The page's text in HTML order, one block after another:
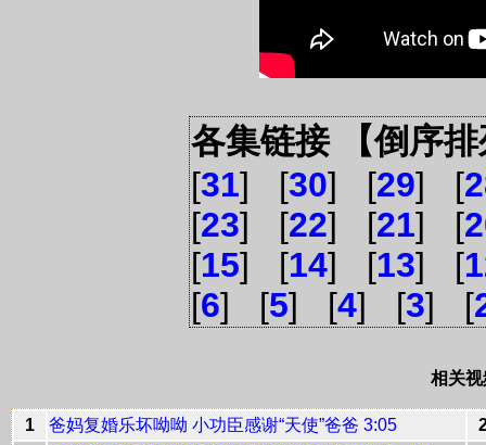
各集链接 【倒序
[31] [30] [29] [
[23] [22] [21] [
[15] [14] [13] [
[6] [5] [4] [3] [
相关
1 爸妈复婚乐坏呦呦 小功臣感谢“天使”爸爸 3:05